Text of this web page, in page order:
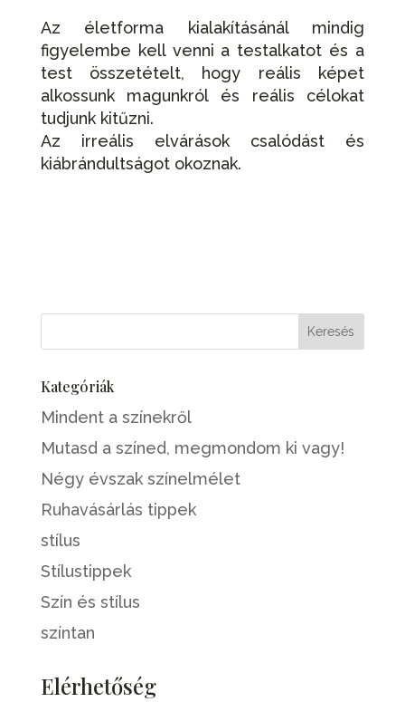
Az életforma kialakításánál mindig
figyelembe kell venni a testalkatot és a
test összetételt, hogy reális képet
alkossunk magunkról és reális célokat
tudjunk kitűzni.
Az irreális elvárások csalódást és
kiábrándultságot okoznak.
Kategóriák
Mindent a színekről
Mutasd a színed, megmondom ki vagy!
Négy évszak színelmélet
Ruhavásárlás tippek
stílus
Stílustippek
Szín és stílus
színtan
Elérhetőség